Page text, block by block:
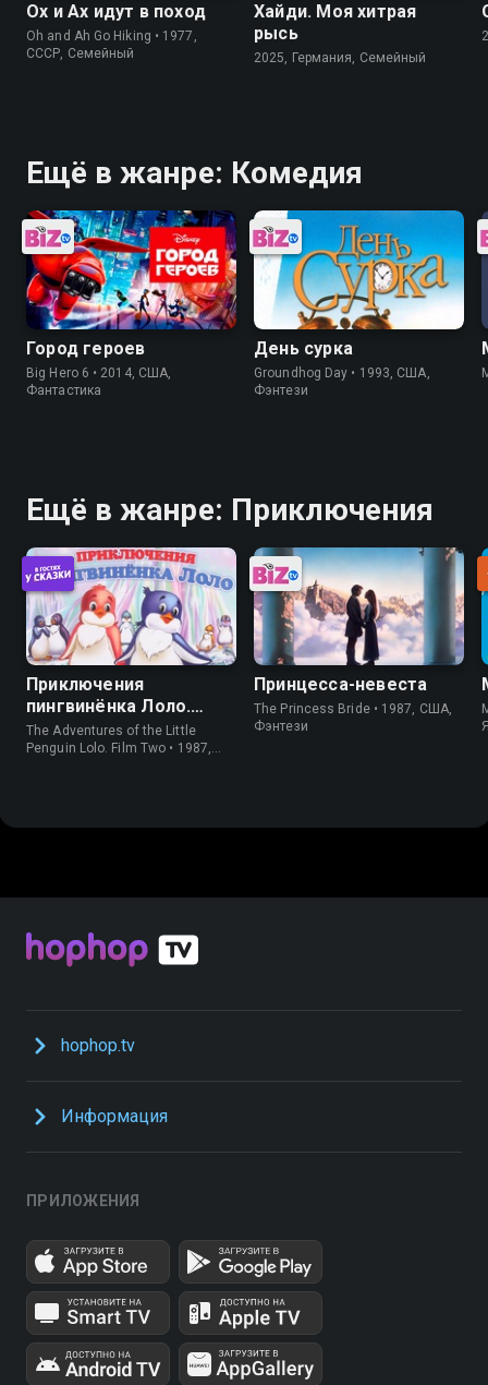
Ох и Ах идут в поход
Oh and Ah Go Hiking • 1977,
СССР, Семейный
Хайди. Моя хитрая
рысь
2025, Германия, Семейный
Ещё в жанре: Комедия
Город героев
Big Hero 6 • 2014, США,
Фантастика
День сурка
Groundhog Day • 1993, США,
Фэнтези
Ещё в жанре: Приключения
Приключения
пингвинёнка Лоло.
Фильм второй
The Adventures of the Little
Penguin Lolo. Film Two • 1987,
Принцесса-невеста
The Princess Bride • 1987, США,
Фэнтези
hophop.tv
Информация
ПРИЛОЖЕНИЯ